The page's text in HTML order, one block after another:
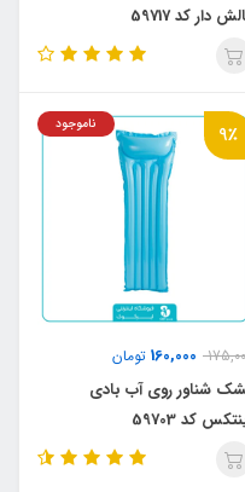
دار کد 59717
9٪
160,000 تومان
ناموجود
شناور روی آب بادی
کد 59703